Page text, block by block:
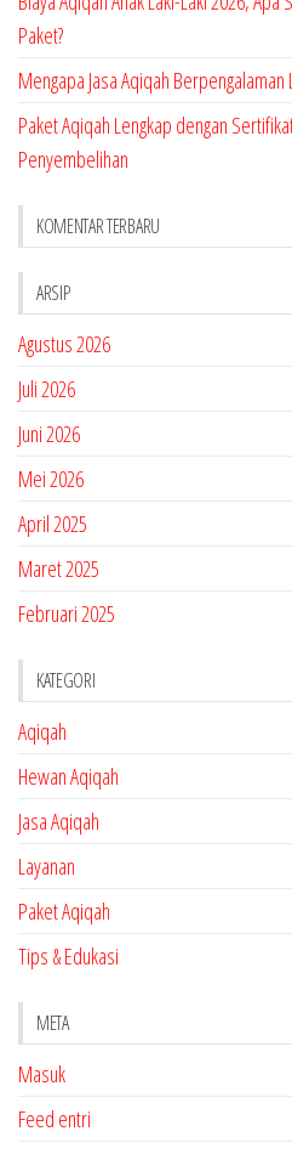
Paket?
Mengapa Jasa Aqiqah Berpengalaman
Paket Aqiqah Lengkap dengan
Penyembelihan
KOMENTAR TERBARU
ARSIP
Agustus 2026
Juli 2026
Juni 2026
Mei 2026
April 2025
Maret 2025
Februari 2025
KATEGORI
Aqiqah
Hewan Aqiqah
Jasa Aqiqah
Layanan
Paket Aqiqah
Tips & Edukasi
META
Masuk
Feed entri